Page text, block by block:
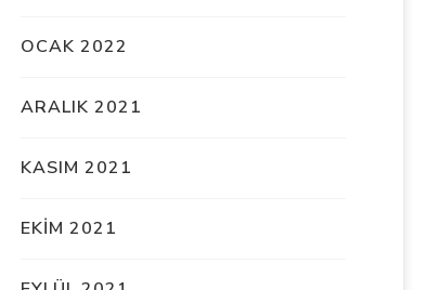
OCAK 2022
ARALIK 2021
KASIM 2021
EKIM 2021